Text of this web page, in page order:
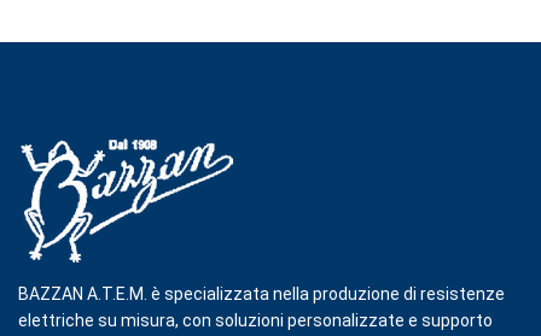
BAZZAN A.T.E.M. è specializzata nella produzione di resistenze
elettriche su misura, con soluzioni personalizzate e supporto